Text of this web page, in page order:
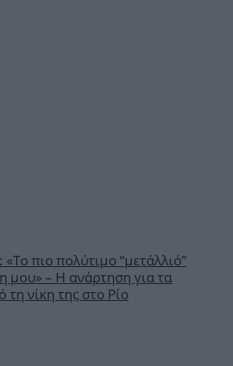
πιο πολύτιμο “μετάλλιό”
μου» – Η ανάρτηση για τα
τη νίκη της στο Ρίο